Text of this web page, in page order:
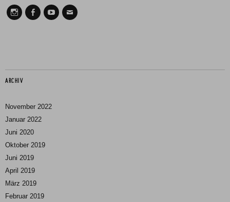
ARCHIV
November 2022
Januar 2022
Juni 2020
Oktober 2019
Juni 2019
April 2019
März 2019
Februar 2019